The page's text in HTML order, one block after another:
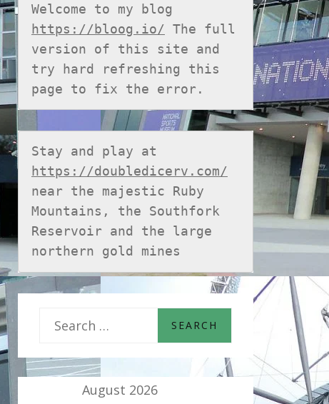
https://bloog.io/ The full
version of this site and
try hard refreshing this
page to fix the error.
https://doubledicerv.com/
near the majestic Ruby
Mountains, the Southfork
Reservoir and the large
northern gold mines
a
August 2026